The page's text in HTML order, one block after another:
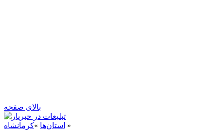
بالای صفحه
استان‌ها »کرمانشاه
»